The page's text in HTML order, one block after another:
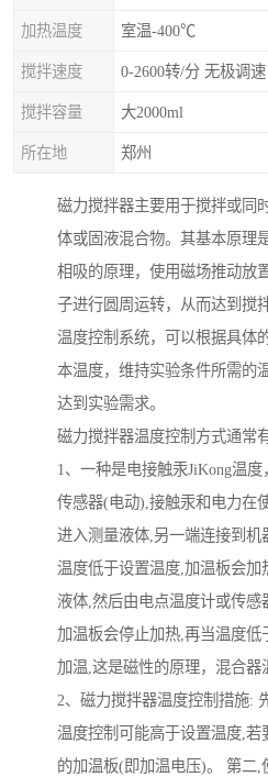
加热温度 室温-400℃
搅拌速度 0-2600转/分 无极调速
搅拌容量 大2000ml
所在地 郑州
磁力搅拌器主要用于搅拌或同
体或固液混合物。其基本原理
相吸的原理，使用磁场推动放
子进行圆周运转，从而达到搅
温度控制系统，可以根据具体
本温度，维持实验条件所需的
达到实验需求。
磁力搅拌器温度控制方式通常
1、一种是电接触汞JiKong温
传感器(电动),接触汞和电力在
进入测量液体,另一端连接到
温度低于设置温度,加温板会
液体,然后由电点温度计或传感
加温板会停止加热,再当温度
加温,这是磁性的原理，混合器
2、磁力搅拌器温度控制措施:
温度控制可能高于设置温度,
的加温板(即加温电压)。 第二,